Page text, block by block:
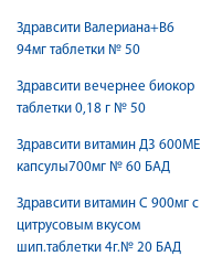
Здравсити Валериана+В6
94мг таблетки № 50
Здравсити вечернее биокор
таблетки 0,18 г № 50
Здравсити витамин Д3 600МЕ
капсулы700мг № 60 БАД
Здравсити витамин С 900мг с
цитрусовым вкусом
шип.таблетки 4г.№ 20 БАД